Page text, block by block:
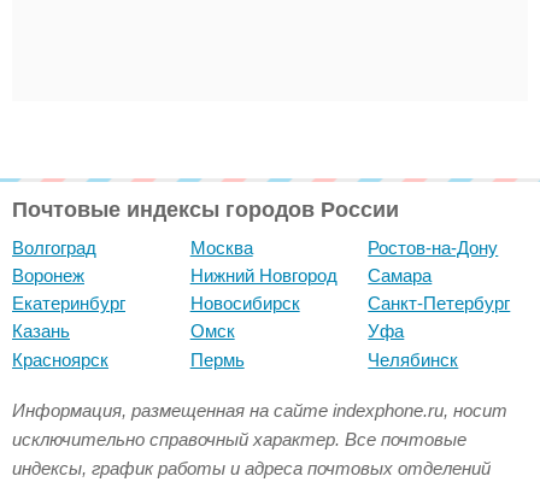
Почтовые индексы городов России
Волгоград
Воронеж
Екатеринбург
Казань
Красноярск
Москва
Нижний Новгород
Новосибирск
Омск
Пермь
Ростов-на-Дону
Самара
Санкт-Петербург
Уфа
Челябинск
Информация, размещенная на сайте indexphone.ru, носит
исключительно справочный характер. Все почтовые
индексы, график работы и адреса почтовых отделений